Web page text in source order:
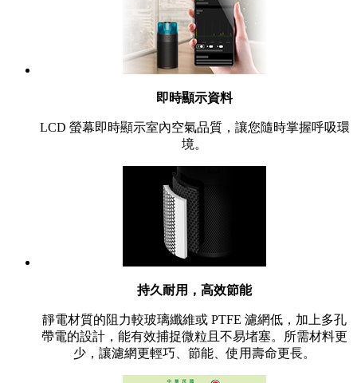
即時顯示資料
LCD 螢幕即時顯示室內空氣品質，讓您隨時掌握呼吸環
境。
持久耐用，高效節能
靜電材質的阻力較玻璃纖維或 PTFE 濾網低，加上多孔
帶電的設計，能有效捕捉微粒且不易堵塞。所需材料更
少，讓濾網更輕巧、節能、使用壽命更長。